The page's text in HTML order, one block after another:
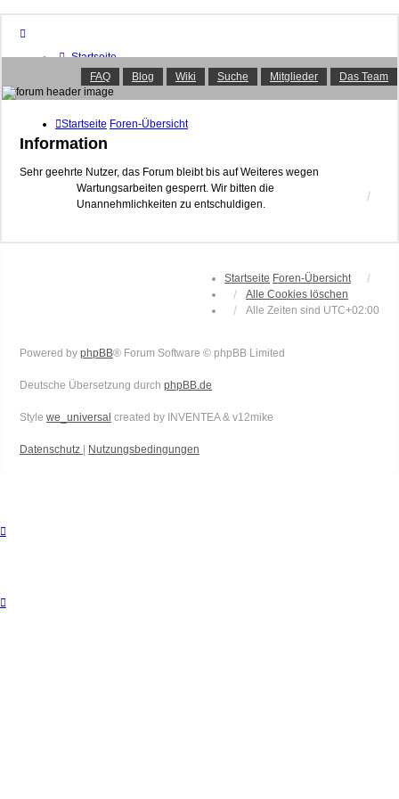
Startseite
Foren-Übersicht
FAQ
Suche
Aktive Themen
Das Team
Anmelden
FAQ Blog Wiki Suche Mitglieder Das Team
Startseite Foren-Übersicht
Information
Sehr geehrte Nutzer, das Forum bleibt bis auf Weiteres wegen
Wartungsarbeiten gesperrt. Wir bitten die
Unannehmlichkeiten zu entschuldigen.
Startseite Foren-Übersicht
Alle Cookies löschen
Alle Zeiten sind UTC+02:00
Powered by phpBB® Forum Software © phpBB Limited
Deutsche Übersetzung durch phpBB.de
Style we_universal created by INVENTEA & v12mike
Datenschutz Nutzungsbedingungen